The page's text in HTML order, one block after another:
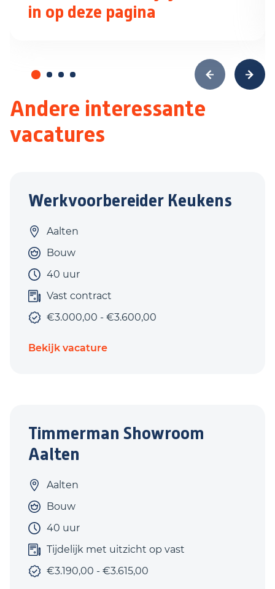
in op deze pagina
Andere interessante
vacatures
Werkvoorbereider Keukens
Aalten
Bouw
40 uur
Vast contract
€3.000,00 - €3.600,00
Bekijk vacature
Timmerman Showroom
Aalten
Aalten
Bouw
40 uur
Tijdelijk met uitzicht op vast
€3.190,00 - €3.615,00